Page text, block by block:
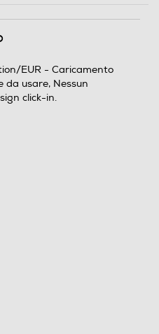
EUR - Caricamento
da usare, Nessun
click-in.